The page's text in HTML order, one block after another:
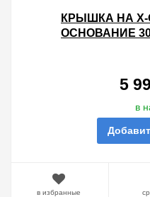
КРЫШКА НА
ОСНОВАНИЕ
5
в
в избранные